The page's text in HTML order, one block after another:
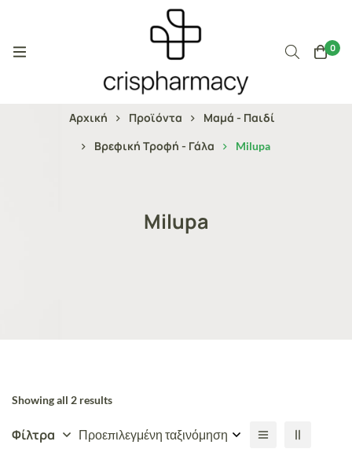
0
Αρχική Προϊόντα
Μαμά - Παιδί
Βρεφική Τροφή - Γάλα
Milupa
Milupa
Showing all 2 results
Φίλτρα Προεπιλεγμένη ταξινόμηση